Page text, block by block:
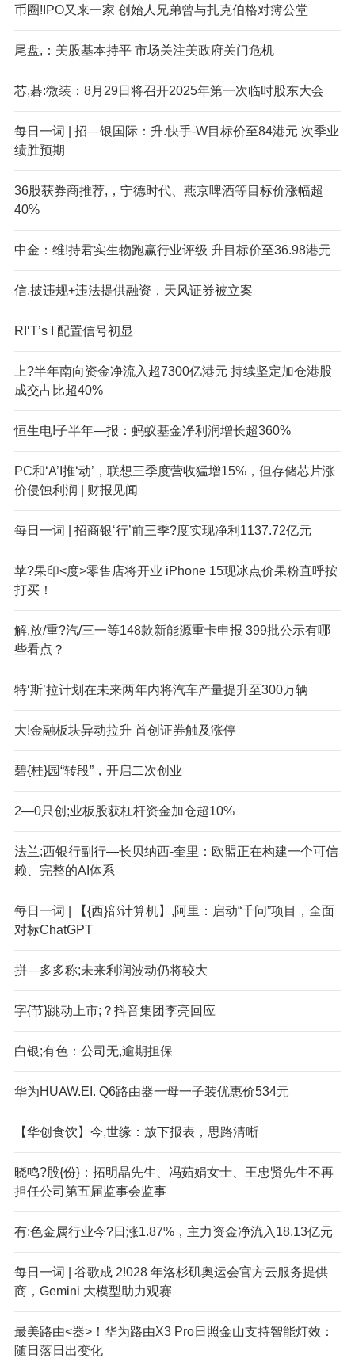
币圈!IPO又来一家 创始人兄弟曾与扎克伯格对簿公堂
尾盘,：美股基本持平 市场关注美政府关门危机
芯,碁:微装：8月29日将召开2025年第一次临时股东大会
每日一词 | 招—银国际：升.快手-W目标价至84港元 次季业
绩胜预期
36股获券商推荐,，宁德时代、燕京啤酒等目标价涨幅超
40%
中金：维!持君实生物跑赢行业评级 升目标价至36.98港元
信.披违规+违法提供融资，天风证券被立案
R I‘T’s I 配置信号初显
上?半年南向资金净流入超7300亿港元 持续坚定加仓港股
成交占比超40%
恒生电!子半年—报：蚂蚁基金净利润增长超360%
PC和‘A’I推‘动’，联想三季度营收猛增15%，但存储芯片涨
价侵蚀利润 | 财报见闻
每日一词 | 招商银‘行’前三季?度实现净利1137.72亿元
苹?果印<度>零售店将开业 iPhone 15现冰点价果粉直呼按
打买！
解,放/重?汽/三一等148款新能源重卡申报 399批公示有哪
些看点？
特‘斯’拉计划在未来两年内将汽车产量提升至300万辆
大!金融板块异动拉升 首创证券触及涨停
碧{桂}园“转段”，开启二次创业
2—0只创;业板股获杠杆资金加仓超10%
法兰;西银行副行—长贝纳西-奎里：欧盟正在构建一个可信
赖、完整的AI体系
每日一词 | 【{西}部计算机】,阿里：启动“千问”项目，全面
对标ChatGPT
拼—多多称;未来利润波动仍将较大
字{节}跳动上市;？抖音集团李亮回应
白银;有色：公司无,逾期担保
华为HUAW.EI. Q6路由器一母一子装优惠价534元
【华创食饮】今,世缘：放下报表，思路清晰
晓鸣?股{份}：拓明晶先生、冯茹娟女士、王忠贤先生不再
担任公司第五届监事会监事
有:色金属行业今?日涨1.87%，主力资金净流入18.13亿元
每日一词 | 谷歌成 2!028 年洛杉矶奥运会官方云服务提供
商，Gemini 大模型助力观赛
最美路由<器>！华为路由X3 Pro日照金山支持智能灯效：
随日落日出变化